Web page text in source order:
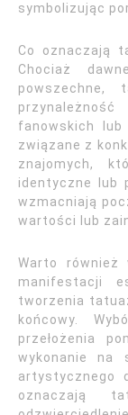
symbolizując
Co oznaczają
Chociaż
powszechne,
fanowskich
związane z
znajomych,
identyczne lub
wzmacniają
wartości lub
Warto również
manifestacji
tworzenia
końcowy.
przełożenia
wykonanie
artystycznego
oznaczają